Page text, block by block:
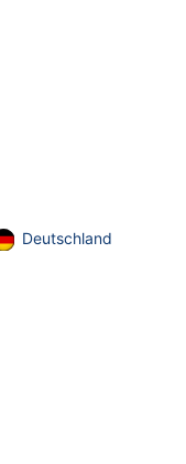
Deutschland